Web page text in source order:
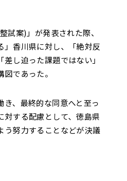
試案)」が発表された際、
」香川県に対し、「絶対反
し迫った課題ではない」
であった。
、最終的な同意へと至っ
対する配慮として、徳島県
う努力することなどが決議